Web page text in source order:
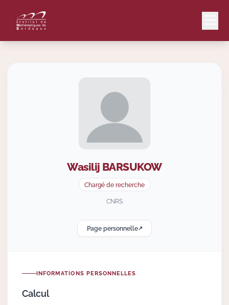
Wasilij BARSUKOW
Chargé de recherche
CNRS
Page personnelle↗
INFORMATIONS PERSONNELLES
Calcul